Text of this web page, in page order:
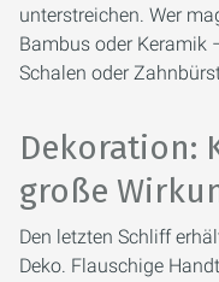
unterstreichen. Wer
Bambus oder Keramik
Schalen oder
Dekoration:
große
Den letzten Schliff
Deko. Flauschige